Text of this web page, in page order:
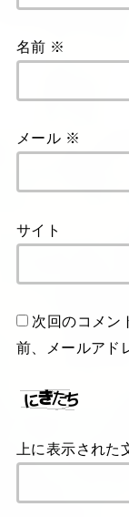
名前 ※
メール ※
サイト
次回のコメン
前、メールアド
上に表示された